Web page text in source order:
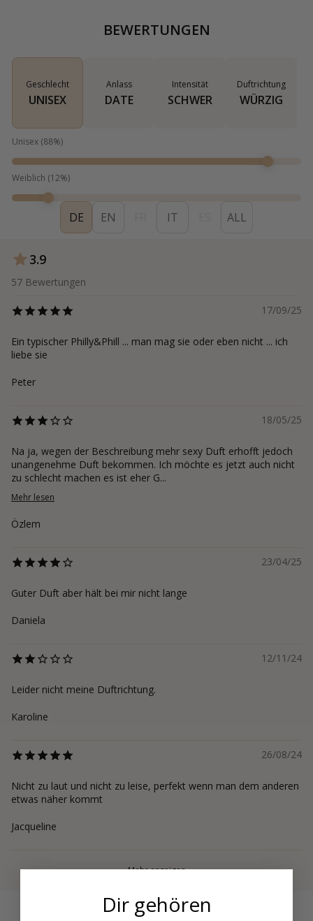
BEWERTUNGEN
Geschlecht
UNISEX
Anlass
DATE
Intensität
SCHWER
Duftrichtung
WÜRZIG
Unisex (88%)
Weiblich (12%)
DE EN IT ALL
3.9
57 Bewertungen
17/09/25
Ein typischer Philly&Phill ... man mag sie oder eben nicht ... ich
liebe sie
Peter
18/05/25
Na ja, wegen der Beschreibung mehr sexy Duft erhofft jedoch
unangenehme Duft bekommen. Ich möchte es jetzt auch nicht
zu schlecht machen es ist eher G...
Mehr lesen
Özlem
23/04/25
Guter Duft aber hält bei mir nicht lange
Daniela
12/11/24
Leider nicht meine Duftrichtung.
Karoline
26/08/24
Nicht zu laut und nicht zu leise, perfekt wenn man dem anderen
etwas näher kommt
Jacqueline
Mehr anzeigen
Dir gehören